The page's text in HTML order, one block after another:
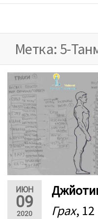
Метка: 5-
ИЮН
09
2020
Грах, 12